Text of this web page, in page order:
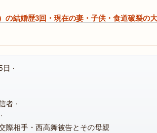
の結婚歴3回・現在の妻・子供・食道破裂の
·
者 ·
際相手・西高舞被告とその母親